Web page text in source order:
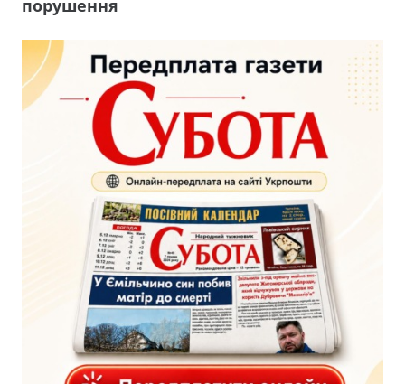
порушення